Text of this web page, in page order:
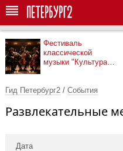
Фестиваль
классической
музыки "Культура
Гид Петербург2 / События
Развлекательные
Дата